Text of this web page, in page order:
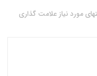
مورد نیاز علامت گذاری